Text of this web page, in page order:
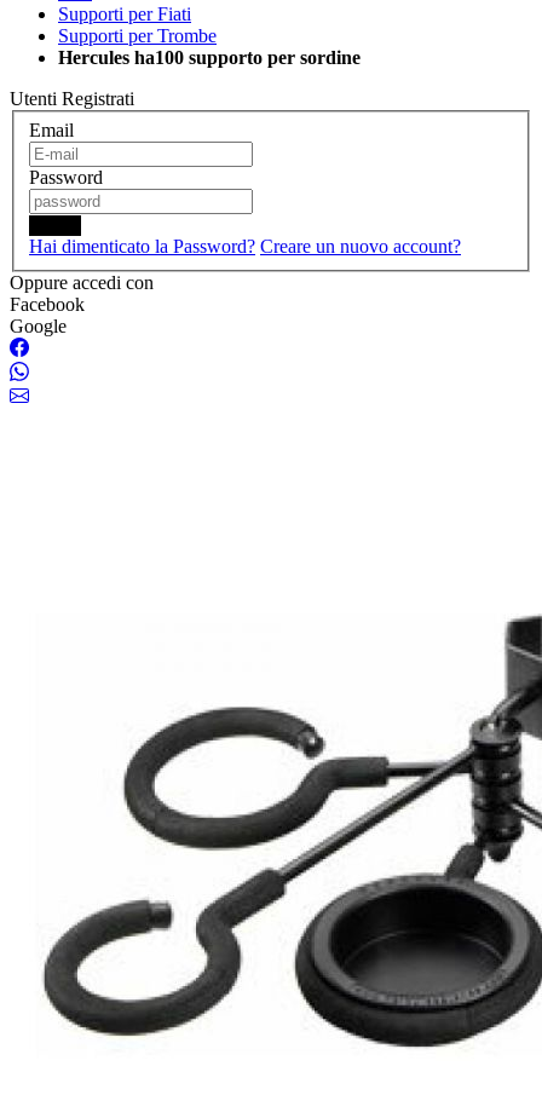
Supporti per Fiati
Supporti per Trombe
Hercules ha100 supporto per sordine
Utenti Registrati
Email
Password
Hai dimenticato la Password? Creare un nuovo account?
Oppure accedi con
Facebook
Google